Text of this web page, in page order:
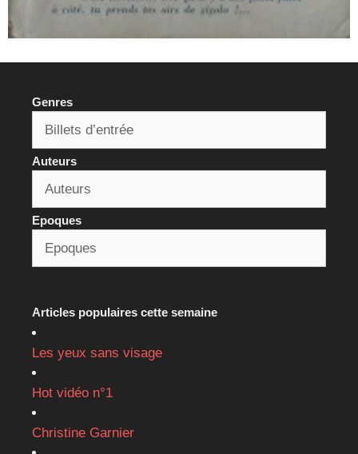
Genres
Auteurs
Epoques
Articles populaires cette semaine
Les yeux sans visage
Hot vidéo n°1
Christine Garnier